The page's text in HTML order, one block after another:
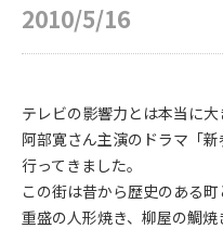
2010/5/16
テレビの影響力とは本当に大
阿部寛さん主演のドラマ「
行ってきました。
この街は昔から歴史のある町
重盛の人形焼き、柳屋の鯛